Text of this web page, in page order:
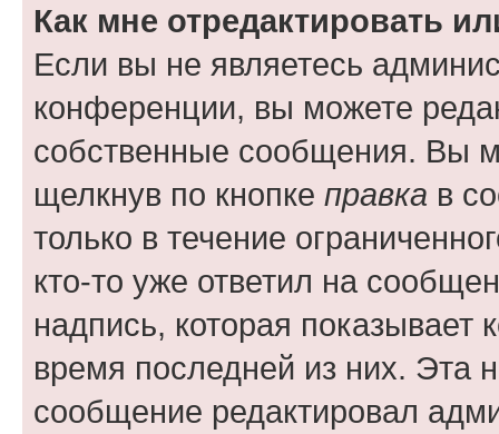
Как мне отредактировать
Если вы не являетесь
конференции, вы можете
собственные сообщения. Вы
щелкнув по кнопке правка в
только в течение
кто-то уже ответил на
надпись, которая показывает
время последней из них. Эта
сообщение редактировал